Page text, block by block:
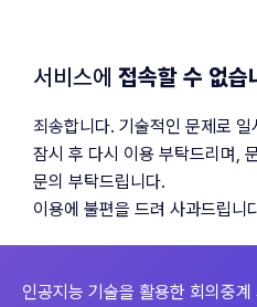
서비스에 접속할 수 없습
죄송합니다. 기술적인 문제로
잠시 후 다시 이용 부탁드리며,
문의 부탁드립니다.
이용에 불편을 드려 사과드립니
인공지능 기술을 활용한 회의중